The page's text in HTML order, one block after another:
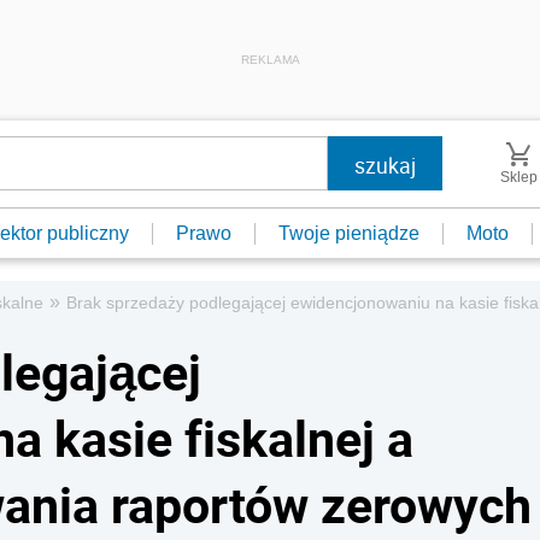
REKLAMA
Sklep
publiczny Prawo Twoje pieniądze Moto
» Brak sprzedaży podlegającej ewidencjonowaniu na kasie
kasie fiskalnej a
raportów zerowych